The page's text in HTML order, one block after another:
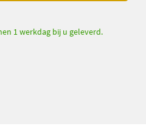
1 werkdag bij u geleverd.